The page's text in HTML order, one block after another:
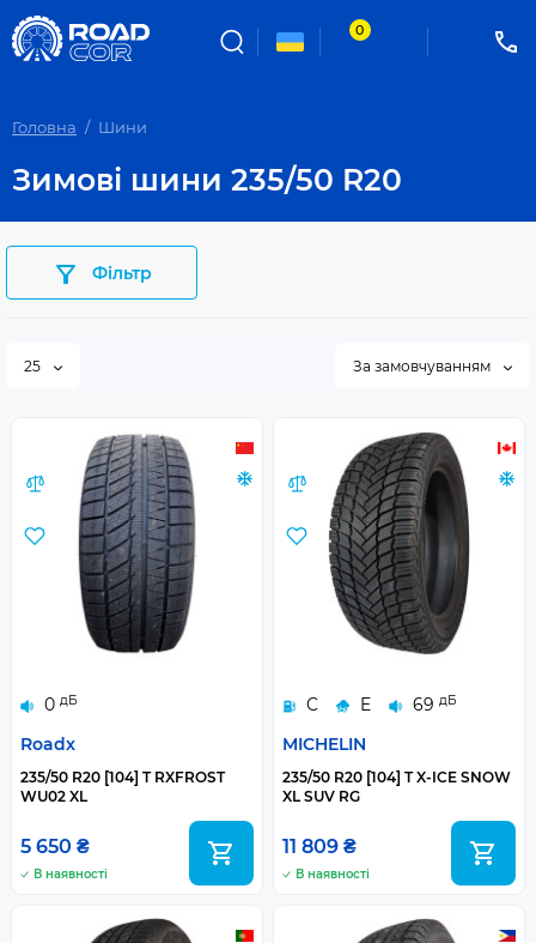
0
Головна Шини
Зимові шини 235/50 R20
Фільтр
25 За замовчуванням
0 дБ
Roadx
235/50 R20 [104] T RXFROST
WU02 XL
5 650 ₴
В наявності
C E 69 дБ
MICHELIN
235/50 R20 [104] T X-ICE SNOW
XL SUV RG
11 809 ₴
В наявності